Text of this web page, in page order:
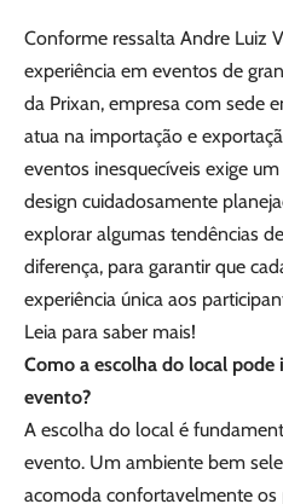
Conforme ressalta Andre Luiz
experiência em eventos de
da Prixan, empresa com sede
atua na importação e
eventos inesquecíveis exige
design cuidadosamente
explorar algumas tendências
diferença, para garantir que
experiência única aos
Leia para saber mais!
Como a escolha do local
evento?
A escolha do local é
evento. Um ambiente bem
acomoda confortavelmente